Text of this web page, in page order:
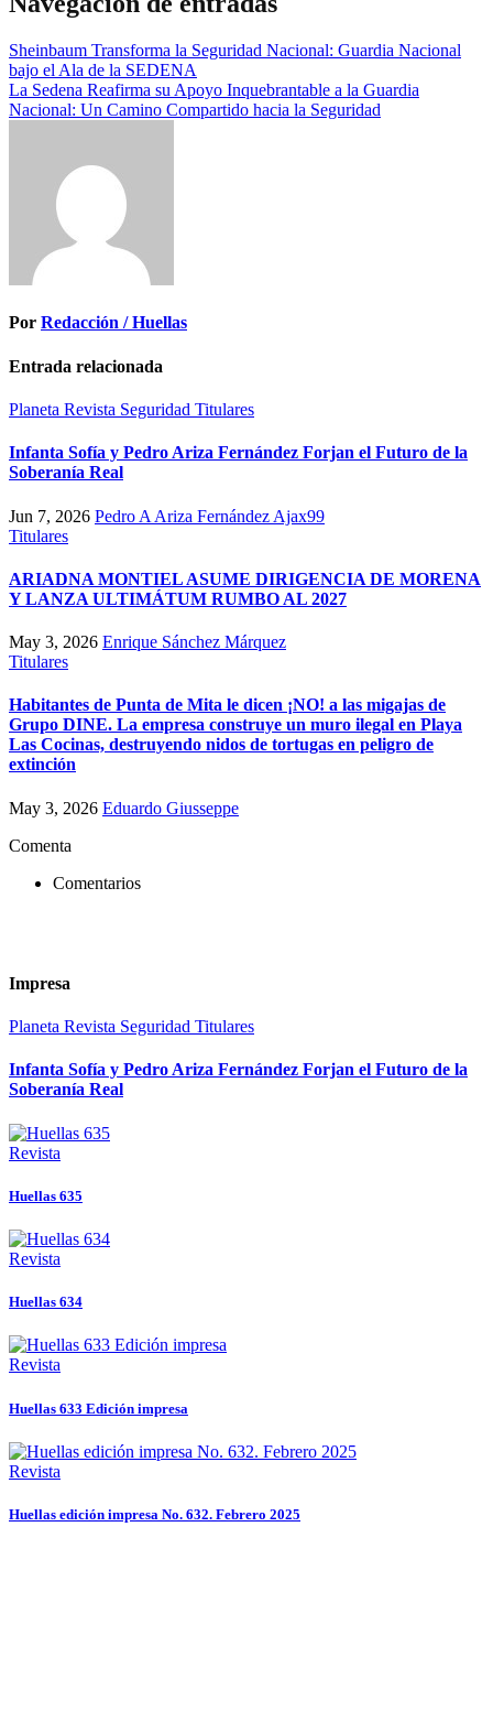
Sheinbaum Transforma la Seguridad Nacional: Guardia Nacional
bajo el Ala de la SEDENA
La Sedena Reafirma su Apoyo Inquebrantable a la Guardia
Nacional: Un Camino Compartido hacia la Seguridad
Por Redacción / Huellas
Entrada relacionada
Planeta Revista Seguridad Titulares
Infanta Sofía y Pedro Ariza Fernández Forjan el Futuro de la
Soberanía Real
Jun 7, 2026 Pedro A Ariza Fernández Ajax99
Titulares
ARIADNA MONTIEL ASUME DIRIGENCIA DE MORENA
Y LANZA ULTIMÁTUM RUMBO AL 2027
May 3, 2026 Enrique Sánchez Márquez
Titulares
Habitantes de Punta de Mita le dicen ¡NO! a las migajas de
Grupo DINE. La empresa construye un muro ilegal en Playa
Las Cocinas, destruyendo nidos de tortugas en peligro de
extinción
May 3, 2026 Eduardo Giusseppe
Comenta
Comentarios
Impresa
Planeta Revista Seguridad Titulares
Infanta Sofía y Pedro Ariza Fernández Forjan el Futuro de la
Soberanía Real
Revista
Huellas 635
Revista
Huellas 634
Revista
Huellas 633 Edición impresa
Revista
Huellas edición impresa No. 632. Febrero 2025